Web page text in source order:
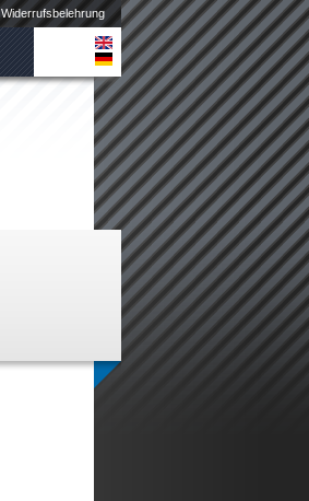
Widerrufsbelehrung